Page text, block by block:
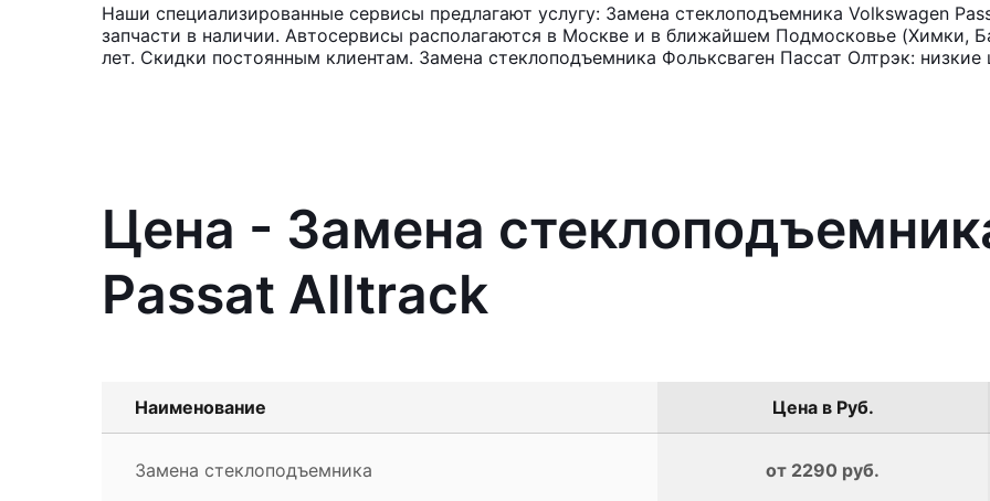
Наши специализированные сервисы предлагают услугу: Замена стеклоподъемника Volkswagen
запчасти в наличии. Автосервисы располагаются в Москве и в ближайшем Подмосковье (Химки,
лет. Скидки постоянным клиентам. Замена стеклоподъемника Фольксваген Пассат Олтрэк: низкие
Цена - Замена
Passat Alltrack
Наименование Цена в Руб.
Замена стеклоподъемника от 2290 руб.